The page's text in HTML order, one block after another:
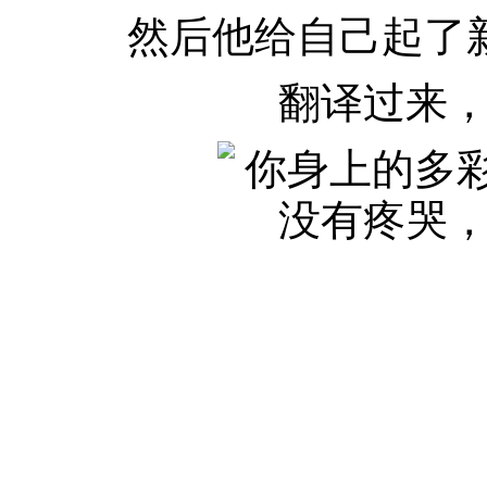
然后他给自己起
翻译过来